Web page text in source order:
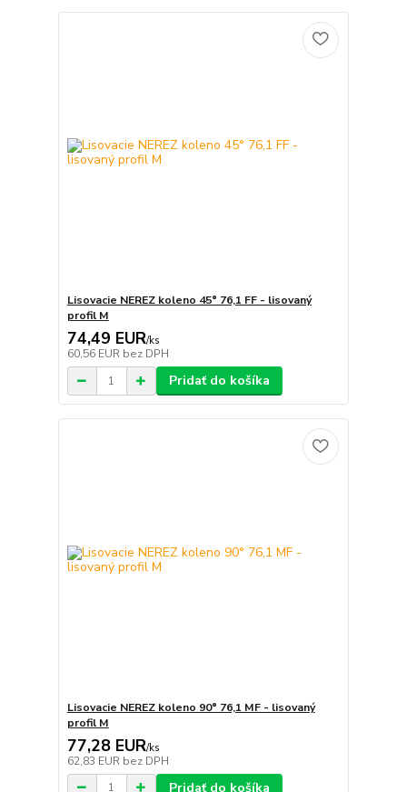
Lisovacie NEREZ koleno 45° 76,1 FF - lisovaný
profil M
74,49 EUR/ks
60,56 EUR bez DPH
Pridať do košíka
Lisovacie NEREZ koleno 90° 76,1 MF - lisovaný
profil M
77,28 EUR/ks
62,83 EUR bez DPH
Pridať do košíka